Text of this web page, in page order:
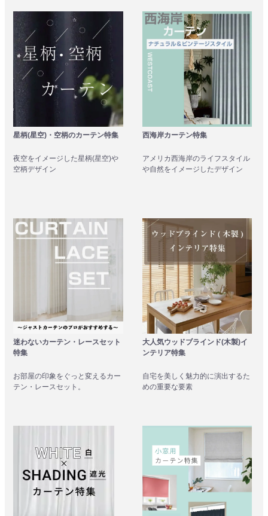
星柄(星空)・空柄のカーテン特集
夜空をイメージした星柄(星空)や
空柄デザイン
西海岸カーテン特集
アメリカ西海岸のライフスタイル
や自然をイメージしたデザイン
迷わないカーテン・レースセット
特集
お部屋の印象をぐっと変えるカー
テン・レースセット。
大人気ウッドブラインド(木製)イ
ンテリア特集
自宅を美しく魅力的に演出するた
めの重要な要素